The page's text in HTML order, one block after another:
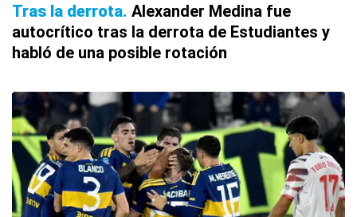
Tras la derrota Alexander Medina fue
autocrítico tras la derrota de Estudiantes y
habló de una posible rotación